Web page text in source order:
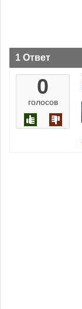
1 Ответ
0
голосов